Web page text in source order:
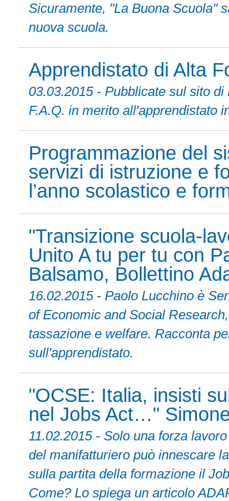
Sicuramente, "La Buona Scuola"
nuova scuola.
Apprendistato di Alta
03.03.2015 - Pubblicate sul sito
F.A.Q. in merito all'apprendistato
Programmazione del
servizi di istruzione e
l’anno scolastico e
"Transizione scuola-
Unito A tu per tu con
Balsamo, Bollettino
16.02.2015 - Paolo Lucchino è
of Economic and Social
tassazione e welfare. Racconta
sull'apprendistato.
"OCSE: Italia, insisti
nel Jobs Act…"
11.02.2015 - Solo una forza
del manifatturiero può innescare
sulla partita della formazione il
Come? Lo spiega un articolo